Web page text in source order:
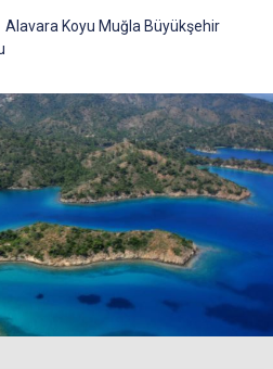
Alavara Koyu Muğla Büyükşehir